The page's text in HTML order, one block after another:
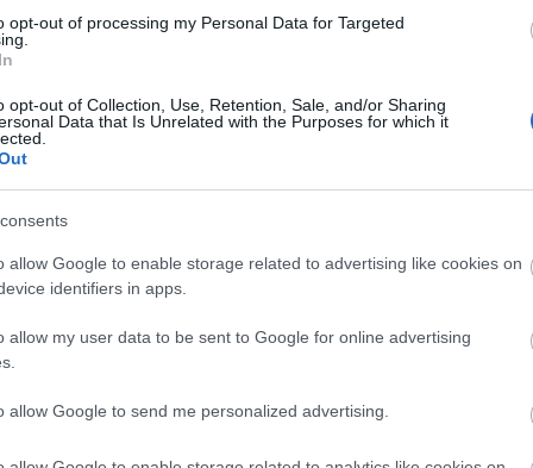
opt-out of processing my Personal Data for Targeted
opt-out of Collection, Use, Retention, Sale, and/or Sharing
Data that Is Unrelated with the Purposes for which it
allow Google to enable storage related to advertising like cookies on
identifiers in apps.
allow my user data to be sent to Google for online advertising
allow Google to send me personalized advertising.
kreatív elmék ezen csapata pár ezer kilométerrel nyugatabbra talál
6komment